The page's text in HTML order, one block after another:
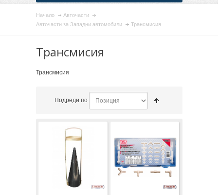
Начало
Авточасти
Авточасти за Западни автомобили
Трансмисия
Трансмисия
Трансмисия
Подреди по